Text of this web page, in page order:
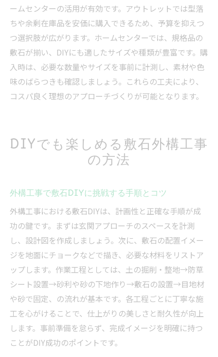
ームセンターの活用が有効です。アウトレットでは型落
ちや余剰在庫品を安価に購入できるため、予算を抑えつ
つ選択肢が広がります。ホームセンターでは、規格品の
敷石が揃い、DIYにも適したサイズや種類が豊富です。購
入時は、必要な数量やサイズを事前に計測し、素材や色
味のばらつきも確認しましょう。これらの工夫により、
コスパ良く理想のアプローチづくりが可能となります。
DIYでも楽しめる敷石外構工事
の方法
外構工事で敷石DIYに挑戦する手順とコツ
外構工事における敷石DIYは、計画性と正確な手順が成
功の鍵です。まずは玄関アプローチのスペースを計測
し、設計図を作成しましょう。次に、敷石の配置イメー
ジを地面にチョークなどで描き、必要な材料をリストア
ップします。作業工程としては、土の掘削・整地→防草
シート設置→砂利や砂の下地作り→敷石の設置→目地材
や砂で固定、の流れが基本です。各工程ごとに丁寧な施
工を心がけることで、仕上がりの美しさと耐久性が向上
します。事前準備を怠らず、完成イメージを明確に持つ
ことがDIY成功のポイントです。